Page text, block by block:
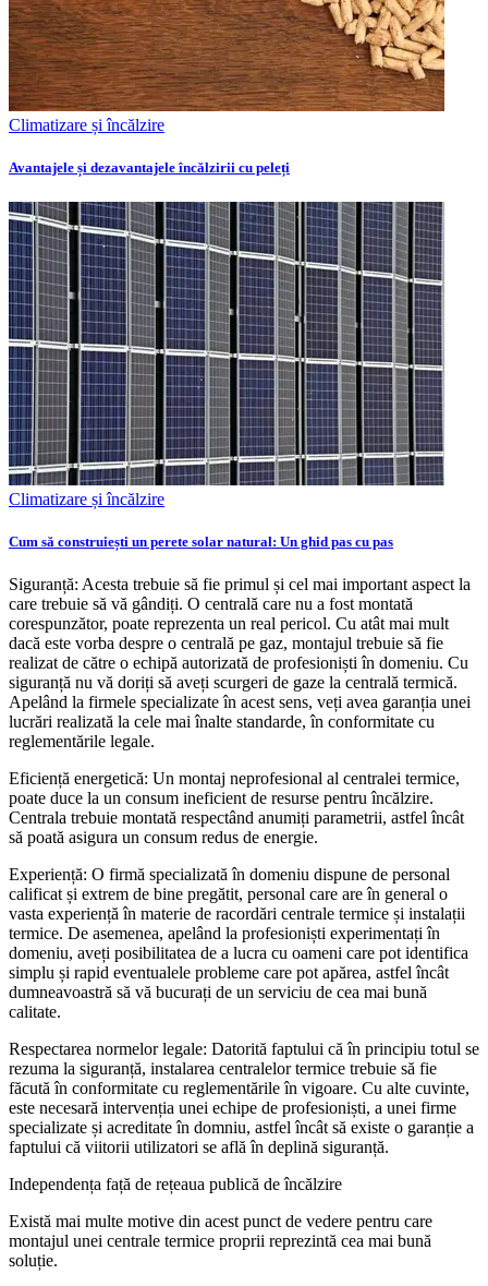
Climatizare și încălzire
Avantajele și dezavantajele încălzirii cu peleți
Climatizare și încălzire
Cum să construiești un perete solar natural: Un ghid pas cu pas
Siguranță: Acesta trebuie să fie primul și cel mai important aspect la
care trebuie să vă gândiți. O centrală care nu a fost montată
corespunzător, poate reprezenta un real pericol. Cu atât mai mult
dacă este vorba despre o centrală pe gaz, montajul trebuie să fie
realizat de către o echipă autorizată de profesioniști în domeniu. Cu
siguranță nu vă doriți să aveți scurgeri de gaze la centrală termică.
Apelând la firmele specializate în acest sens, veți avea garanția unei
lucrări realizată la cele mai înalte standarde, în conformitate cu
reglementările legale.
Eficiență energetică: Un montaj neprofesional al centralei termice,
poate duce la un consum ineficient de resurse pentru încălzire.
Centrala trebuie montată respectând anumiți parametrii, astfel încât
să poată asigura un consum redus de energie.
Experiență: O firmă specializată în domeniu dispune de personal
calificat și extrem de bine pregătit, personal care are în general o
vasta experiență în materie de racordări centrale termice și instalații
termice. De asemenea, apelând la profesioniști experimentați în
domeniu, aveți posibilitatea de a lucra cu oameni care pot identifica
simplu și rapid eventualele probleme care pot apărea, astfel încât
dumneavoastră să vă bucurați de un serviciu de cea mai bună
calitate.
Respectarea normelor legale: Datorită faptului că în principiu totul se
rezuma la siguranță, instalarea centralelor termice trebuie să fie
făcută în conformitate cu reglementările în vigoare. Cu alte cuvinte,
este necesară intervenția unei echipe de profesioniști, a unei firme
specializate și acreditate în domniu, astfel încât să existe o garanție a
faptului că viitorii utilizatori se află în deplină siguranță.
Independența față de rețeaua publică de încălzire
Există mai multe motive din acest punct de vedere pentru care
montajul unei centrale termice proprii reprezintă cea mai bună
soluție.